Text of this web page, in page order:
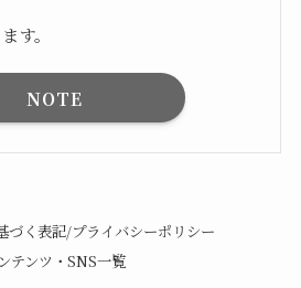
す。
NOTE
づく表記/プライバシーポリシー
テンツ・SNS一覧